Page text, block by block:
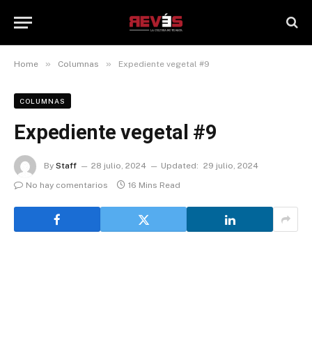
Home » Columnas » Expediente vegetal #9
COLUMNAS
Expediente vegetal #9
By Staff 28 julio, 2024 Updated: 29 julio, 2024
No hay comentarios
16 Mins Read